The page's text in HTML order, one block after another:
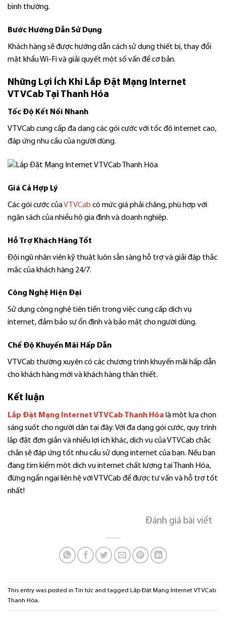
bình thường.
Bước Hướng Dẫn Sử Dụng
Khách hàng sẽ được hướng dẫn cách sử dụng thiết bị, thay đổi
mật khẩu Wi-Fi và giải quyết một số vấn đề cơ bản.
Những Lợi Ích Khi Lắp Đặt Mạng Internet
VTVCab Tại Thanh Hóa
Tốc Độ Kết Nối Nhanh
VTVCab cung cấp đa dạng các gói cước với tốc độ internet cao,
đáp ứng nhu cầu của người dùng.
Giá Cả Hợp Lý
Các gói cước củaVTVCab có mức giá phải chăng, phù hợp với
ngân sách của nhiều hộ gia đình và doanh nghiệp.
Hỗ Trợ Khách Hàng Tốt
Đội ngũ nhân viên kỹ thuật luôn sẵn sàng hỗ trợ và giải đáp thắc
mắc của khách hàng 24/7.
Công Nghệ Hiện Đại
Sử dụng công nghệ tiên tiến trong việc cung cấp dịch vụ
internet, đảm bảo sự ổn định và bảo mật cho người dùng.
Chế Độ Khuyến Mãi Hấp Dẫn
VTVCab thường xuyên có các chương trình khuyến mãi hấp dẫn
cho khách hàng mới và khách hàng thân thiết.
Kết luận
Lắp Đặt Mạng Internet VTVCab Thanh Hóa là một lựa chọn
sáng suốt cho người dân tại đây. Với đa dạng gói cước, quy trình
lắp đặt đơn giản và nhiều lợi ích khác, dịch vụ của VTVCab chắc
chắn sẽ đáp ứng tốt nhu cầu sử dụng internet của bạn. Nếu bạn
đang tìm kiếm một dịch vụ internet chất lượng tại Thanh Hóa,
đừng ngần ngại liên hệ với VTVCab để được tư vấn và hỗ trợ tốt
nhất!
Đánh giá bài viết
This entry was posted in Tin tức and tagged Lắp Đặt Mạng Internet VTVCab
Thanh Hóa.